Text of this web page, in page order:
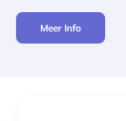
Meer Info